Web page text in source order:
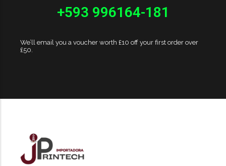
+593 996164-181
We’ll email you a voucher worth £10 off your first order over
£50.